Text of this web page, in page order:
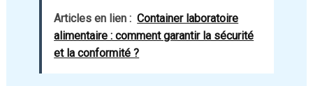
Articles en lien : Container laboratoire
alimentaire : comment garantir la sécurité
et la conformité ?